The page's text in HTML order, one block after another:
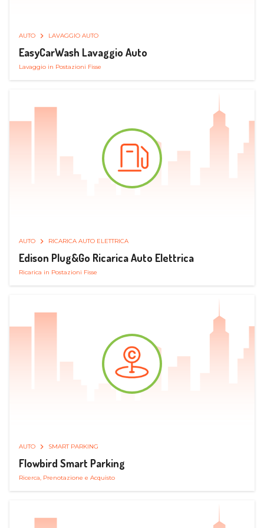
AUTO LAVAGGIO AUTO
EasyCarWash Lavaggio Auto
Lavaggio in Postazioni Fisse
AUTO RICARICA AUTO ELETTRICA
Edison Plug&Go Ricarica Auto Elettrica
Ricarica in Postazioni Fisse
AUTO SMART PARKING
Flowbird Smart Parking
Ricerca, Prenotazione e Acquisto